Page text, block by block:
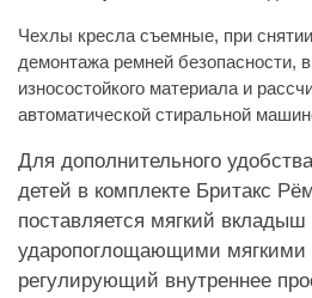
Чехлы кресла съемные, при
демонтажа ремней безопасности,
износостойкого материала и
автоматической стиральной
Для дополнительного
детей в комплекте Бритакс
поставляется мягкий вкладыш
ударопоглощающими мягкими
регулирующий внутреннее